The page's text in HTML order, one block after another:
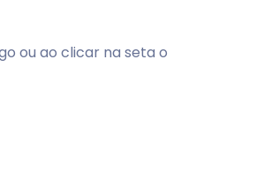
ou ao clicar na seta o